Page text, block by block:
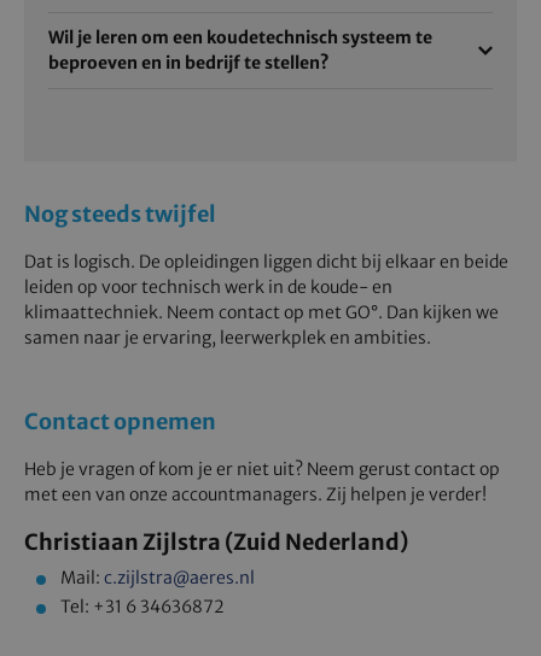
Wil je leren om een koudetechnisch systeem te
beproeven en in bedrijf te stellen?
Nog steeds twijfel
Dat is logisch. De opleidingen liggen dicht bij elkaar en beide
leiden op voor technisch werk in de koude- en
klimaattechniek. Neem contact op met GO°. Dan kijken we
samen naar je ervaring, leerwerkplek en ambities.
Contact opnemen
Heb je vragen of kom je er niet uit? Neem gerust contact op
met een van onze accountmanagers. Zij helpen je verder!
Christiaan Zijlstra (Zuid Nederland)
Mail: c.zijlstra@aeres.nl
Tel: +31 6 34636872